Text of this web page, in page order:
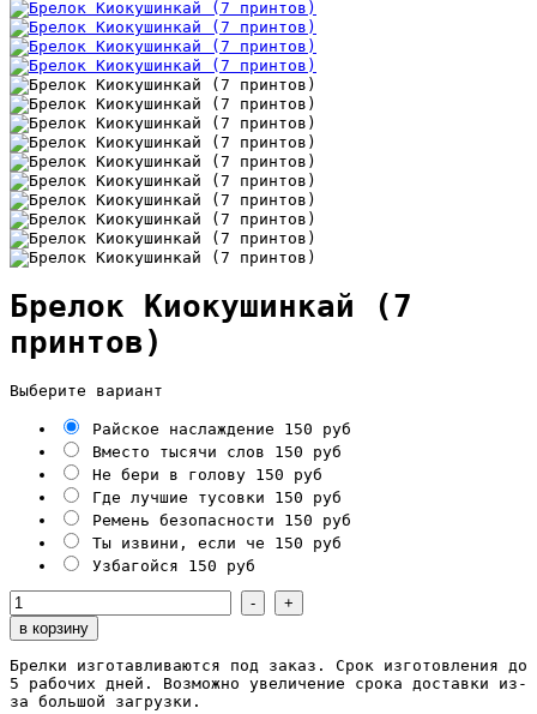
Брелок Киокушинкай (7
принтов)
Выберите вариант
Райское наслаждение 150 руб
Вместо тысячи слов 150 руб
Не бери в голову 150 руб
Где лучшие тусовки 150 руб
Ремень безопасности 150 руб
Ты извини, если че 150 руб
Узбагойся 150 руб
Брелки изготавливаются под заказ. Срок изготовления до
5 рабочих дней. Возможно увеличение срока доставки из-
за большой загрузки.